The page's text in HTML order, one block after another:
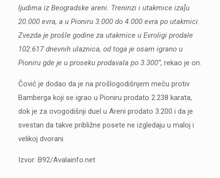
ljudima iz Beogradske areni. Treninzi i utakmice iza]u
20.000 evra, a u Pioniru 3.000 do 4.000 evra po utakmici.
Zvezda je prošle godine za utakmice u Evroligi prodale
102.617 dnevnih ulaznica, od toga je osam igrano u
Pioniru gde je u proseku prodavala po 3.300“, rekao je on.
Čović je dodao da je na prošlogodišnjem meču protiv
Bamberga koji se igrao u Pioniru prodato 2.238 karata,
dok je za ovogodišnji duel u Areni prodato 3.200 i da je
svestan da takve približne posete ne izgledaju u maloj i
velikoj dvorani.
Izvor: B92/Avalainfo.net